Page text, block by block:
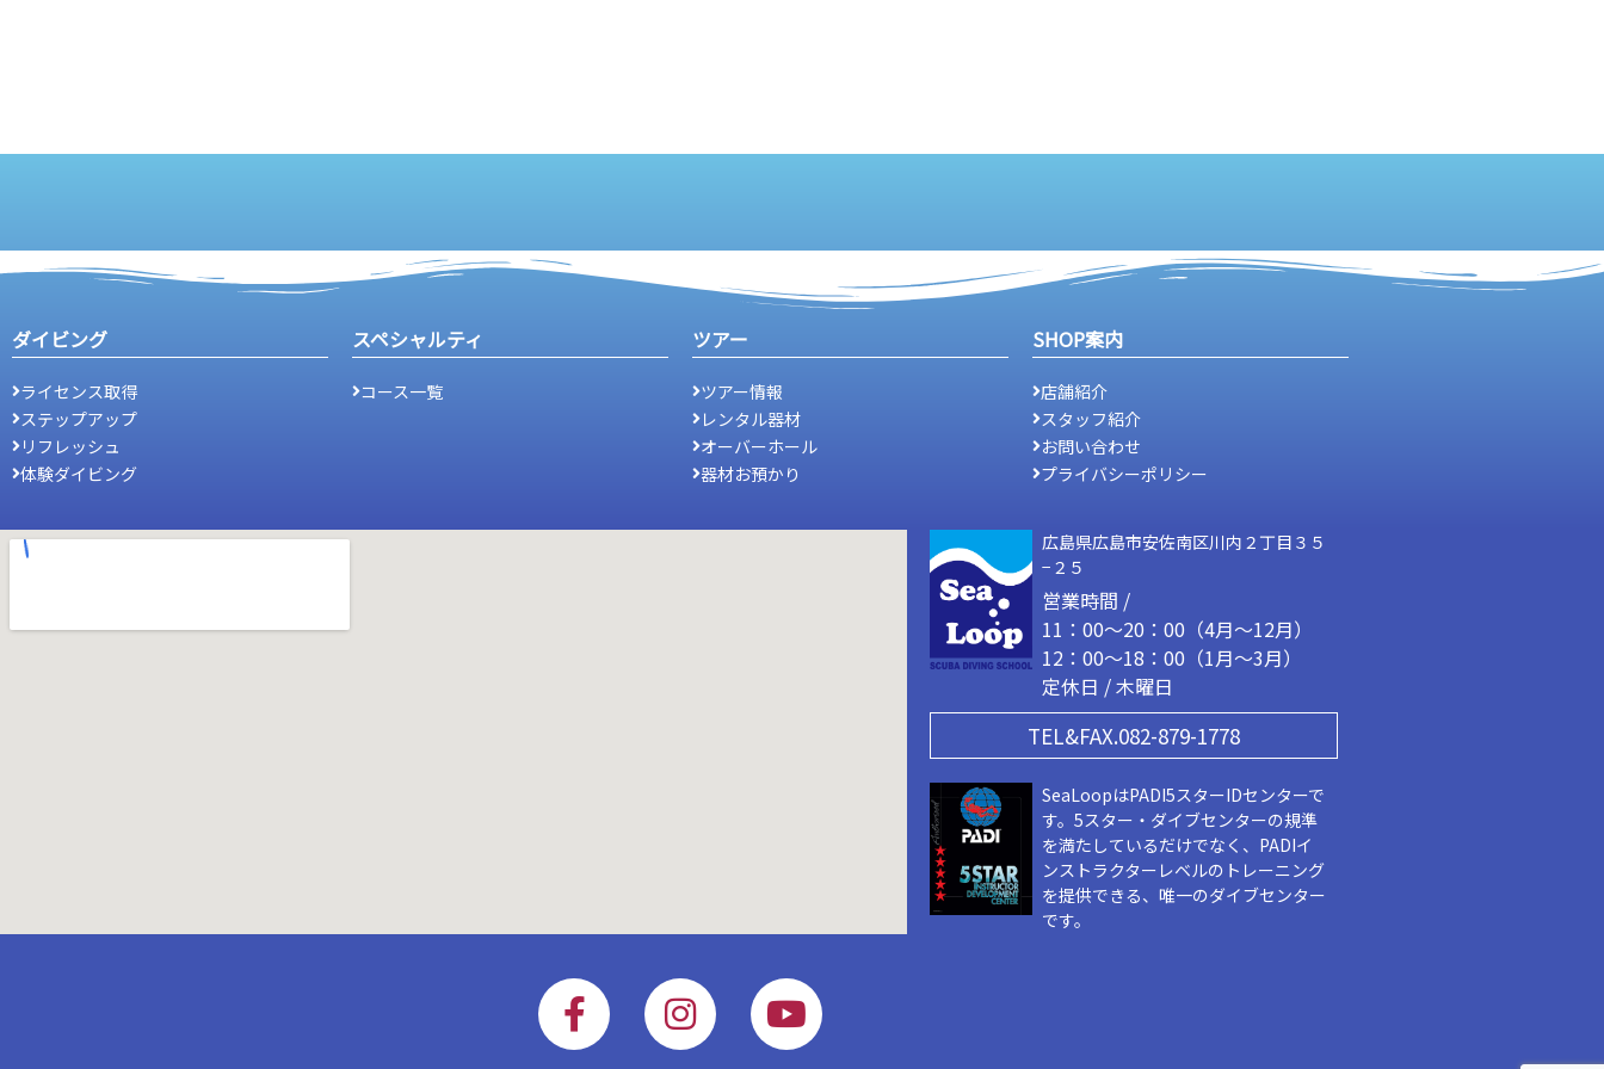
ダイビング
ライセンス取得
ステップアップ
リフレッシュ
体験ダイビング
スペシャルティ
コース一覧
ツアー
ツアー情報
レンタル器材
オーバーホール
器材お預かり
SHOP案内
店舗紹介
スタッフ紹介
お問い合わせ
プライバシーポリシー
広島県広島市安佐南区川内２丁目３５
−２５
営業時間 /
11：00～20：00（4月～12月）
12：00～18：00（1月～3月）
定休日 / 木曜日
TEL&FAX.082-879-1778
SeaLoopはPADI5スターIDセンターで
す。5スター・ダイブセンターの規準
を満たしているだけでなく、PADIイ
ンストラクターレベルのトレーニング
を提供できる、唯一のダイブセンター
です。
F
a
I
n
Y
o